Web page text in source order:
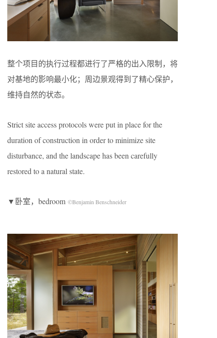
整个项目的执行过程都进行了严格的出入限制，将
对基地的影响最小化；周边景观得到了精心保护，
维持自然的状态。
Strict site access protocols were put in place for the
duration of construction in order to minimize site
disturbance, and the landscape has been carefully
restored to a natural state.
▼卧室，bedroom ©Benjamin Benschneider